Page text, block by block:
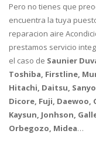
Pero no tienes que
encuentra la tuya
reparacion aire
prestamos servicio
el caso de Saunier
Toshiba, Firstline,
Hitachi, Daitsu,
Dicore, Fuji,
Kaysun, Jonhson,
Orbegozo, Midea…